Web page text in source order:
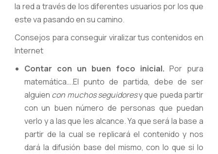
la red a través de los diferentes usuarios por los que
este va pasando en su camino.
Consejos para conseguir viralizar tus contenidos en
Internet
Contar con un buen foco inicial. Por pura
matemática….El punto de partida, debe de ser
alguien con muchos seguidoresy que pueda partir
con un buen número de personas que puedan
verlo y a las que les alcance. Ya que será la base a
partir de la cual se replicará el contenido y nos
dará la difusión base del mismo, con lo que si lo